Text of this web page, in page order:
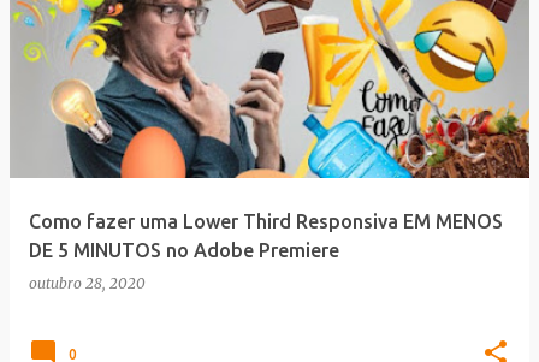
Como fazer uma Lower Third Responsiva EM MENOS
DE 5 MINUTOS no Adobe Premiere
outubro 28, 2020
0